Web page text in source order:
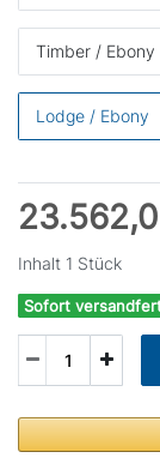
Timber / Ebony
Lodge / Ebony
Inhalt 1 Stück
Sofort